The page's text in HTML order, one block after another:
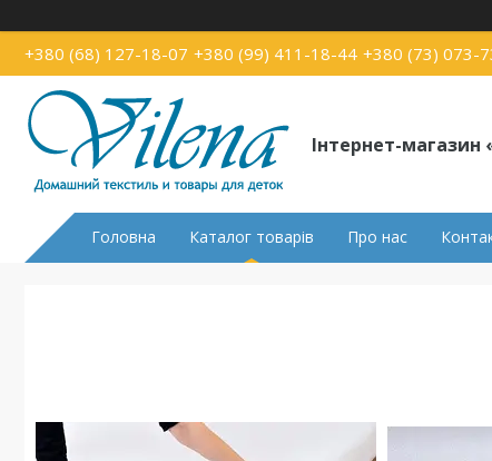
+380 (68) 127-18-07 +380 (99) 411-18-44 +380 (73) 073-
Інтернет-магазин
Головна Каталог товарів Про нас